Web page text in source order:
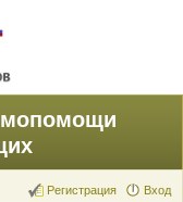
Вход
Регистрация